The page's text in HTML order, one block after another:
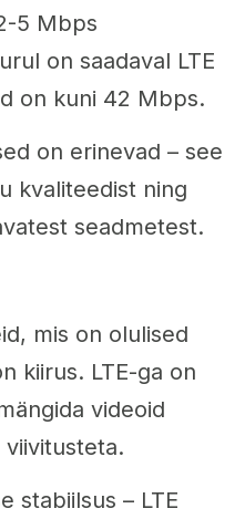
5 Mbps
on saadaval LTE
on kuni 42 Mbps.
on erinevad – see
kvaliteedist ning
seadmetest.
mis on olulised
kiirus. LTE-ga on
videoid
stabiilsus – LTE